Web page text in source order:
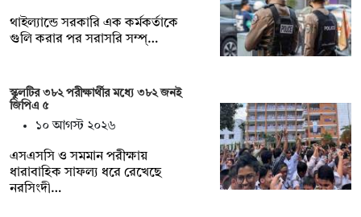
থাইল্যান্ডে সরকারি এক কর্মকর্তাকে
গুলি করার পর সরাসরি সম্প্…
স্কুলটির ৩৮২ পরীক্ষার্থীর মধ্যে ৩৮২ জনই
জিপিএ ৫
১০ আগস্ট ২০২৬
এসএসসি ও সমমান পরীক্ষায়
ধারাবাহিক সাফল্য ধরে রেখেছে
নরসিংদী…